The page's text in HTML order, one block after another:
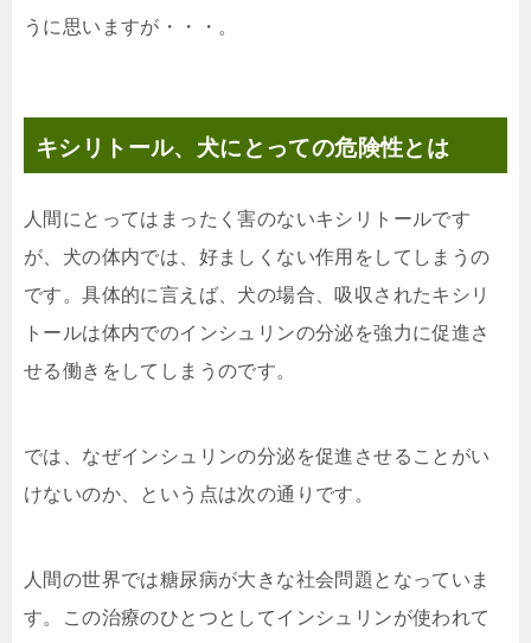
うに思いますが・・・。
キシリトール、犬にとっての危険性とは
人間にとってはまったく害のないキシリトールです
が、犬の体内では、好ましくない作用をしてしまうの
です。具体的に言えば、犬の場合、吸収されたキシリ
トールは体内でのインシュリンの分泌を強力に促進さ
せる働きをしてしまうのです。
では、なぜインシュリンの分泌を促進させることがい
けないのか、という点は次の通りです。
人間の世界では糖尿病が大きな社会問題となっていま
す。この治療のひとつとしてインシュリンが使われて